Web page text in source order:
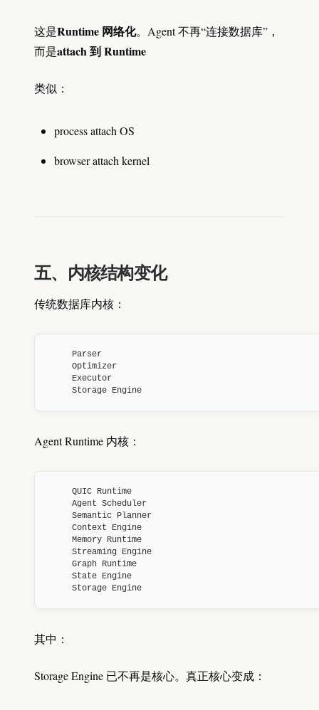
这是Runtime 网络化。Agent 不再“连接数据库”，
而是attach 到 Runtime
类似：
process attach OS
browser attach kernel
五、内核结构变化
传统数据库内核：
Parser
Optimizer
Executor
Storage Engine
Agent Runtime 内核：
QUIC Runtime
Agent Scheduler
Semantic Planner
Context Engine
Memory Runtime
Streaming Engine
Graph Runtime
State Engine
Storage Engine
其中：
Storage Engine 已不再是核心。真正核心变成：